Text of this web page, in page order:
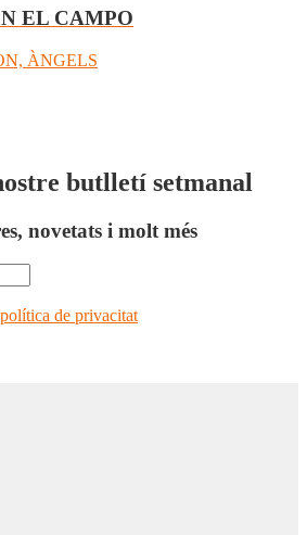
EL CAMPO
ÀNGELS
butlletí setmanal
novetats i molt més
política de privacitat